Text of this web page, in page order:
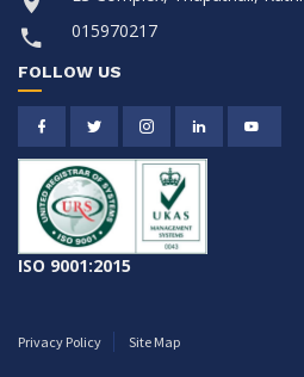
015970217
FOLLOW US
ISO 9001:2015
Privacy Policy Site Map